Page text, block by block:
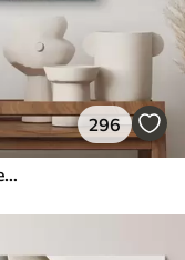
296
Abstrakte große Pinselstriche im modernen Stil